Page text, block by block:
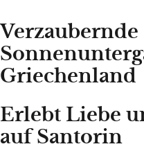
Verzaubernde
Griechenland
Erlebt Liebe
auf Santorin